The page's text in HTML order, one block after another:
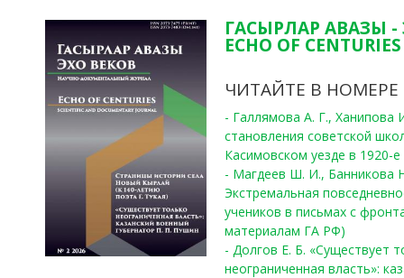
ГАСЫРЛАР АВАЗЫ -
ECHO OF
ЧИТАЙТЕ В НОМЕРЕ
- Галлямова А. Г.,
становления советской
Касимовском уезде в 1920-е
- Магдеев Ш. И., Банникова
Экстремальная
учеников в письмах с
материалам ГА РФ)
- Долгов Е. Б. «Существует
неограниченная власть»: